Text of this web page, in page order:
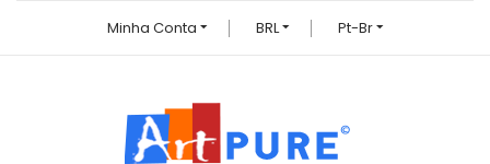
Minha Conta BRL Pt-Br